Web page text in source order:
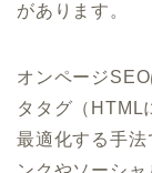
があります。
オンページ
タタグ（HTML
最適化する手法